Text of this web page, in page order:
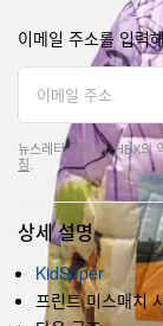
이메일 주소를 입력
뉴스레터 구독 시, HBX의
침
상세 설명
KidSuper
프린트 미스매치